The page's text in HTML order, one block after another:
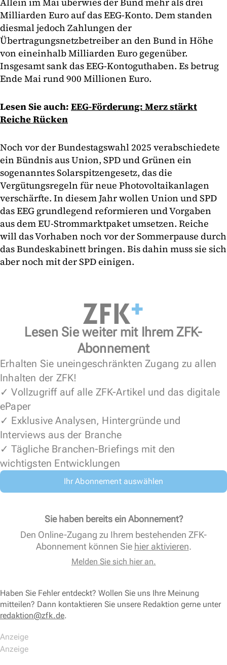
Milliarden Euro auf das EEG-Konto. Dem standen
diesmal jedoch Zahlungen der
Übertragungsnetzbetreiber an den Bund in Höhe
von eineinhalb Milliarden Euro gegenüber.
Insgesamt sank das EEG-Kontoguthaben. Es betrug
Ende Mai rund 900 Millionen Euro.
Lesen Sie auch: EEG-Förderung: Merz stärkt
Reiche Rücken
Noch vor der Bundestagswahl 2025 verabschiedete
ein Bündnis aus Union, SPD und Grünen ein
sogenanntes Solarspitzengesetz, das die
Vergütungsregeln für neue Photovoltaikanlagen
verschärfte. In diesem Jahr wollen Union und SPD
das EEG grundlegend reformieren und Vorgaben
aus dem EU-Strommarktpaket umsetzen. Reiche
will das Vorhaben noch vor der Sommerpause durch
das Bundeskabinett bringen. Bis dahin muss sie sich
aber noch mit der SPD einigen.
Lesen Sie weiter mit Ihrem ZFK-
Abonnement
Erhalten Sie uneingeschränkten Zugang zu allen
Inhalten der ZFK!
✓ Vollzugriff auf alle ZFK-Artikel und das digitale
ePaper
✓ Exklusive Analysen, Hintergründe und
Interviews aus der Branche
✓ Tägliche Branchen-Briefings mit den
wichtigsten Entwicklungen
Ihr Abonnement auswählen
Sie haben bereits ein Abonnement?
Den Online-Zugang zu Ihrem bestehenden ZFK-
Abonnement können Sie hier aktivieren.
Melden Sie sich hier an.
Haben Sie Fehler entdeckt? Wollen Sie uns Ihre Meinung
mitteilen? Dann kontaktieren Sie unsere Redaktion gerne unter
redaktion@zfk.de.